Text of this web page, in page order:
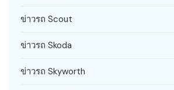
ข่าวรถ Scout
ข่าวรถ Skoda
ข่าวรถ Skyworth